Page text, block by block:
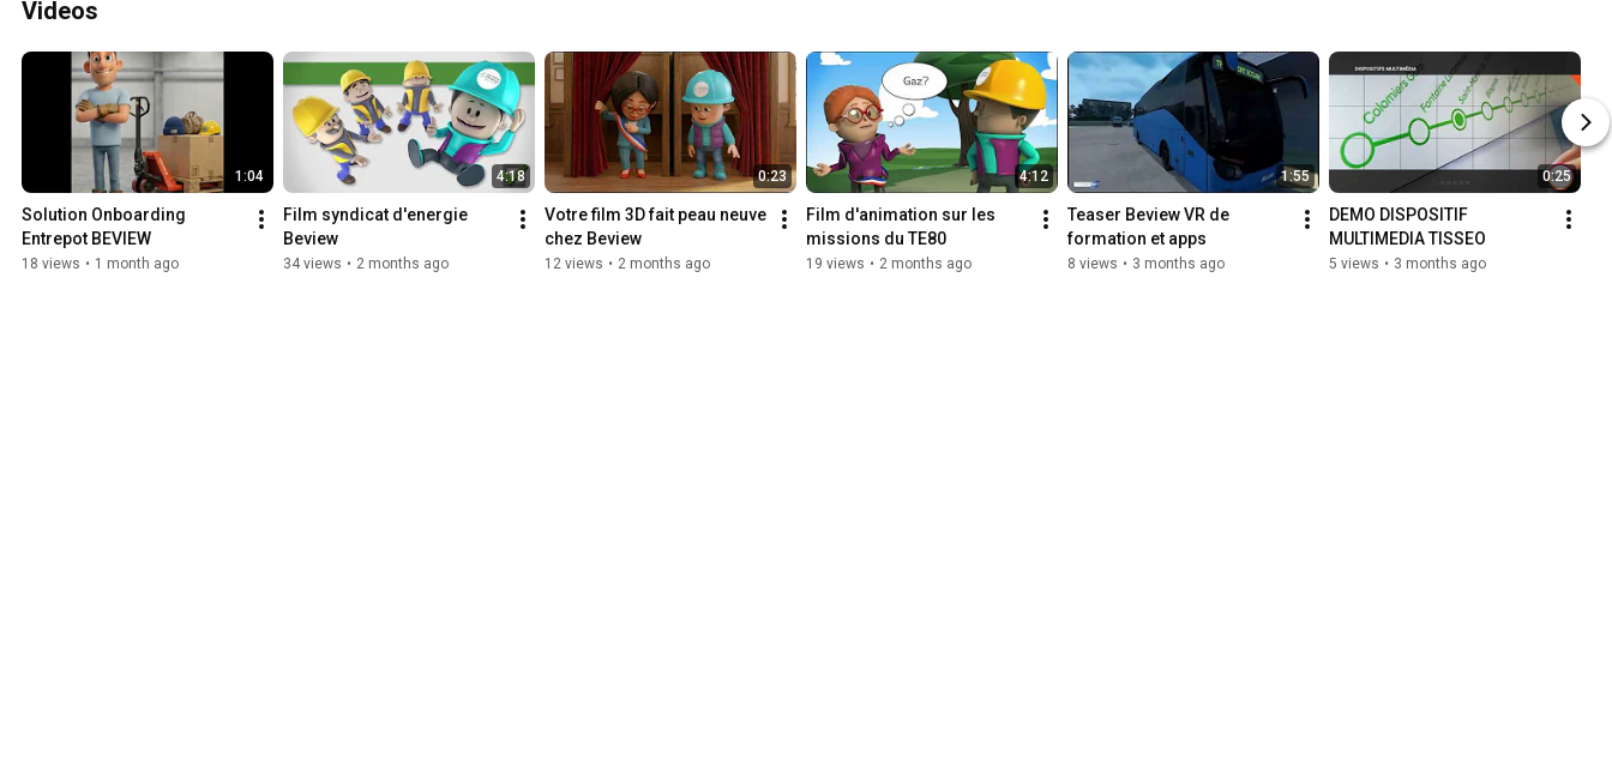
Videos
1:04
Solution Onboarding
Entrepot BEVIEW
18 views • 1 month ago
4:18
Film syndicat d'energie
Beview
34 views • 2 months ago
0:23
Votre film 3D fait peau neuve
chez Beview
12 views • 2 months ago
4:12
Film d'animation sur les
missions du TE80
19 views • 2 months ago
1:55
Teaser Beview VR de
formation et apps
8 views • 3 months ago
0:25
DEMO DISPOSITIF
MULTIMEDIA TISSEO
5 views • 3 months ago